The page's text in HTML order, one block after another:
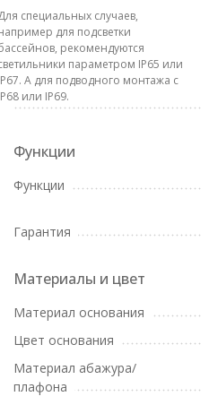
специальных случаев,
для подсветки
рекомендуются
параметром IP65 или
А для подводного монтажа с
или IP69.
Функции
Функции
Гарантия
Материалы и цвет
Материал основания
Цвет основания
Материал абажура/
плафона